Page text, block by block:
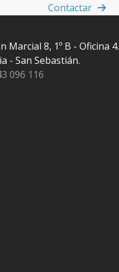
Contactar
Marcial 8, 1º B - Oficina 4.
- San Sebastián.
096 116